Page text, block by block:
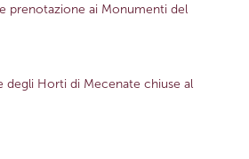
prenotazione ai Monumenti del
degli Horti di Mecenate chiuse al